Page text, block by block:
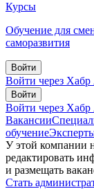
Курсы
Обучение для
саморазвития
Войти
Войти через Хабр
Войти
Войти через Хабр
Вакансии
обучение
У этой компании
редактировать
и размещать
Стать